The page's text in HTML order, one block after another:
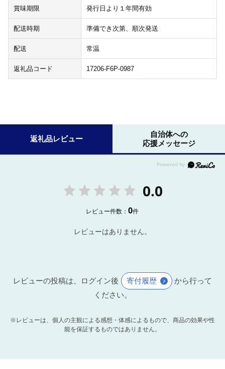
賞味期限 発行日より１年間有効
配送時期 準備でき次第、順次発送
配送 常温
返礼品コード 17206-F6P-0987
返礼品レビュー
自治体への
応援メッセージ
0.0
レビュー件数：0件
レビューはありません。
レビューの投稿は、ログイン後 寄付履歴
から行って
ください。
※レビューは、個人の主観による感想・体感によるもので、商品の効果や性
能を保証するものではありません。